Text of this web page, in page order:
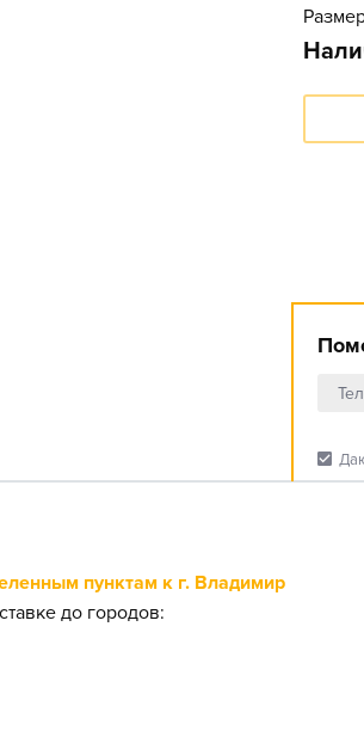
check_box
пунктам к г. Владимир
до городов: